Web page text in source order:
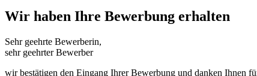
Wir haben Ihre Bewerbung erhalten
Sehr geehrte Bewerberin,
sehr geehrter Bewerber
wir bestätigen den Eingang Ihrer Bewerbung und danken Ihnen